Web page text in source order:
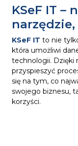
KSeF IT –
KSeF IT to nie
która umożliwi
technologii. Dzięki
przyspieszyć
się na tym, co
swojego biznesu,
korzyści.